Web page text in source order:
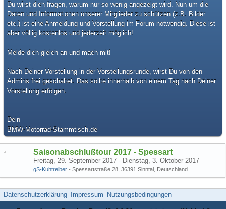
Du wirst dich fragen, warum nur so wenig angezeigt wird. Nun um die
Daten und Informationen unserer Mitglieder zu schützen (z.B. Bilder
etc.) ist eine Anmeldung und Vorstellung im Forum notwendig. Diese ist
aber völlig kostenlos und jederzeit möglich!
Melde dich gleich an und mach mit!
Nach Deiner Vorstellung in der Vorstellungsrunde, wirst Du von den
Admins frei geschaltet. Das sollte innerhalb von einem Tag nach Deiner
Vorstellung erfolgen.
Dein
BMW-Motorrad-Stammtisch.de
Saisonabschlußtour 2017 - Spessart
Freitag, 29. September 2017 - Dienstag, 3. Oktober 2017
gS-Kuhtreiber - Spessartstraße 28, 36391 Sinntal, Deutschland
Datenschutzerklärung Impressum Nutzungsbedingungen